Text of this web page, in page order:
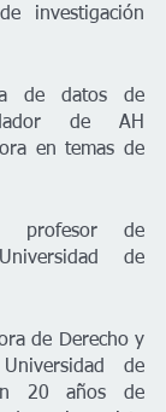
investigación
de datos de
de AH
en temas de
profesor de
de
de Derecho y
de
20 años de